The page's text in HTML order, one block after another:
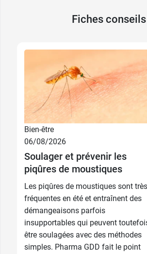
Fiches conseils
Bien-être
06/08/2026
Soulager et prévenir les
piqûres de moustiques
Les piqûres de moustiques sont très
fréquentes en été et entraînent des
démangeaisons parfois
insupportables qui peuvent
être soulagées avec des méthodes
simples. Pharma GDD fait le point